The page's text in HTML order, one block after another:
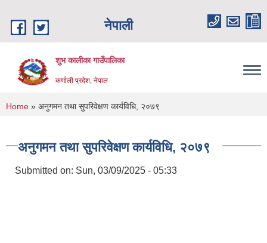
नेपाली
शुभ कालीका गाउँपालिका
कर्णाली प्रदेश, नेपाल
You are here
Home » अनुगमन तथा सुपरिवेक्षण कार्यविधि, २०७९
अनुगमन तथा सुपरिवेक्षण कार्यविधि, २०७९
Submitted on: Sun, 03/09/2025 - 05:33